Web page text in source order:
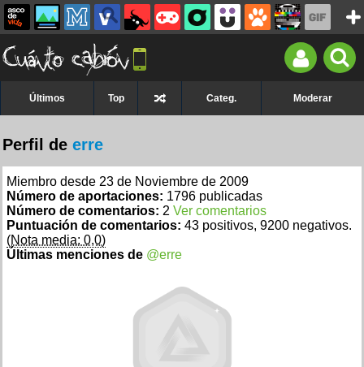
Últimos Top Categ. Moderar
Perfil de erre
Miembro desde 23 de Noviembre de 2009
Número de aportaciones: 1796 publicadas
Número de comentarios: 2 Ver comentarios
Puntuación de comentarios: 43 positivos, 9200 negativos.
(Nota media: 0,0)
Últimas menciones de @erre